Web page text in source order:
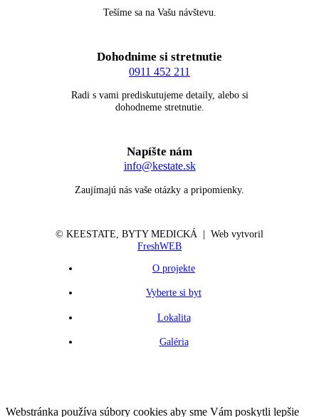
Tešíme sa na Vašu návštevu.
Dohodnime si stretnutie
0911 452 211
Radi s vami prediskutujeme detaily, alebo si
dohodneme stretnutie.
Napíšte nám
info@kestate.sk
Zaujímajú nás vaše otázky a pripomienky.
© KEESTATE , BYTY MEDICKÁ | Web vytvoril
FreshWEB
O projekte
Vyberte si byt
Lokalita
Galéria
Webstránka používa súbory cookies aby sme Vám poskytli lepšie